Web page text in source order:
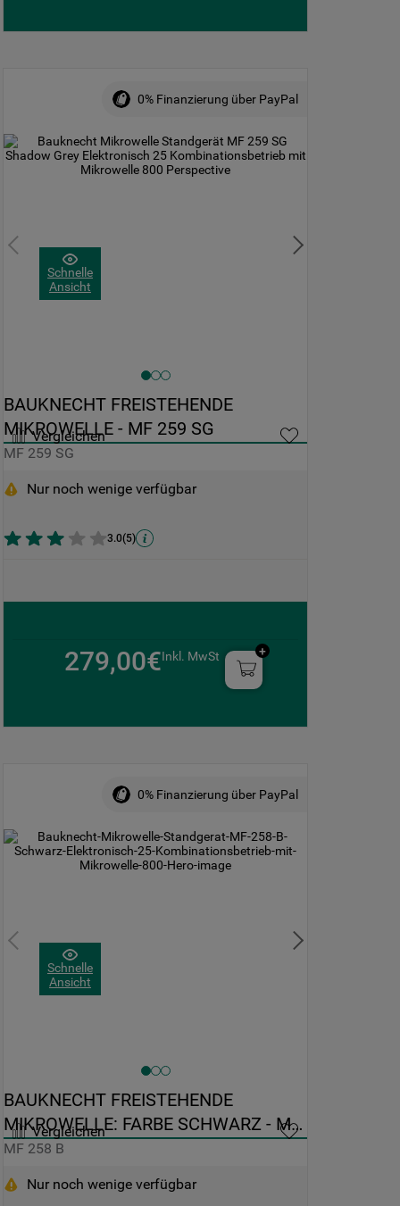
Schnelle
Ansicht
0% Finanzierung über PayPal
Vergleichen
BAUKNECHT FREISTEHENDE
MIKROWELLE - MF 259 SG
MF 259 SG
Nur noch wenige verfügbar
3.0(5)
279,00€Inkl. MwSt
Schnelle
Ansicht
0% Finanzierung über PayPal
Vergleichen
BAUKNECHT FREISTEHENDE
MIKROWELLE: FARBE SCHWARZ - MF
258 B
MF 258 B
Nur noch wenige verfügbar